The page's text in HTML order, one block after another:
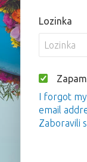
Lozinka
I forgot
email
Zaboravili